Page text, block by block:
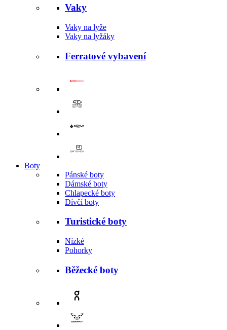
Vaky
Vaky na lyže
Vaky na lyžáky
Ferratové vybavení
Boty
Pánské boty
Dámské boty
Chlapecké boty
Dívčí boty
Turistické boty
Nízké
Pohorky
Běžecké boty